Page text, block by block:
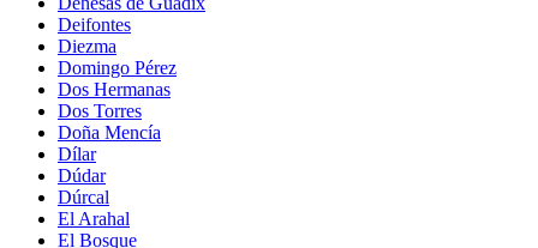
Deifontes
Diezma
Domingo Pérez
Dos Hermanas
Dos Torres
Doña Mencía
Dílar
Dúdar
Dúrcal
El Arahal
El Bosque